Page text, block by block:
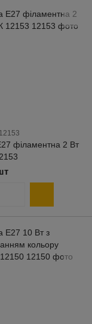
філаментна 2 Вт